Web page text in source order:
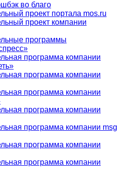
во благо
проект портала mos.ru
проект компании
программы
программа компании
программа компании
программа компании
программа компании
программа компании msg
программа компании
программа компании